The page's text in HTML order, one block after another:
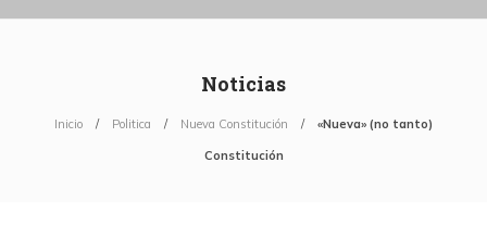
Noticias
Inicio Politica Nueva Constitución «Nueva» (no tanto)
Constitución